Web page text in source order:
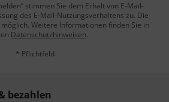
stimmen Sie dem Erhalt von E-Mail-
des E-Mail-Nutzungsverhaltens zu. Die
Weitere Informationen finden Sie in
Datenschutzhinweisen.
* Pflichtfeld
bezahlen